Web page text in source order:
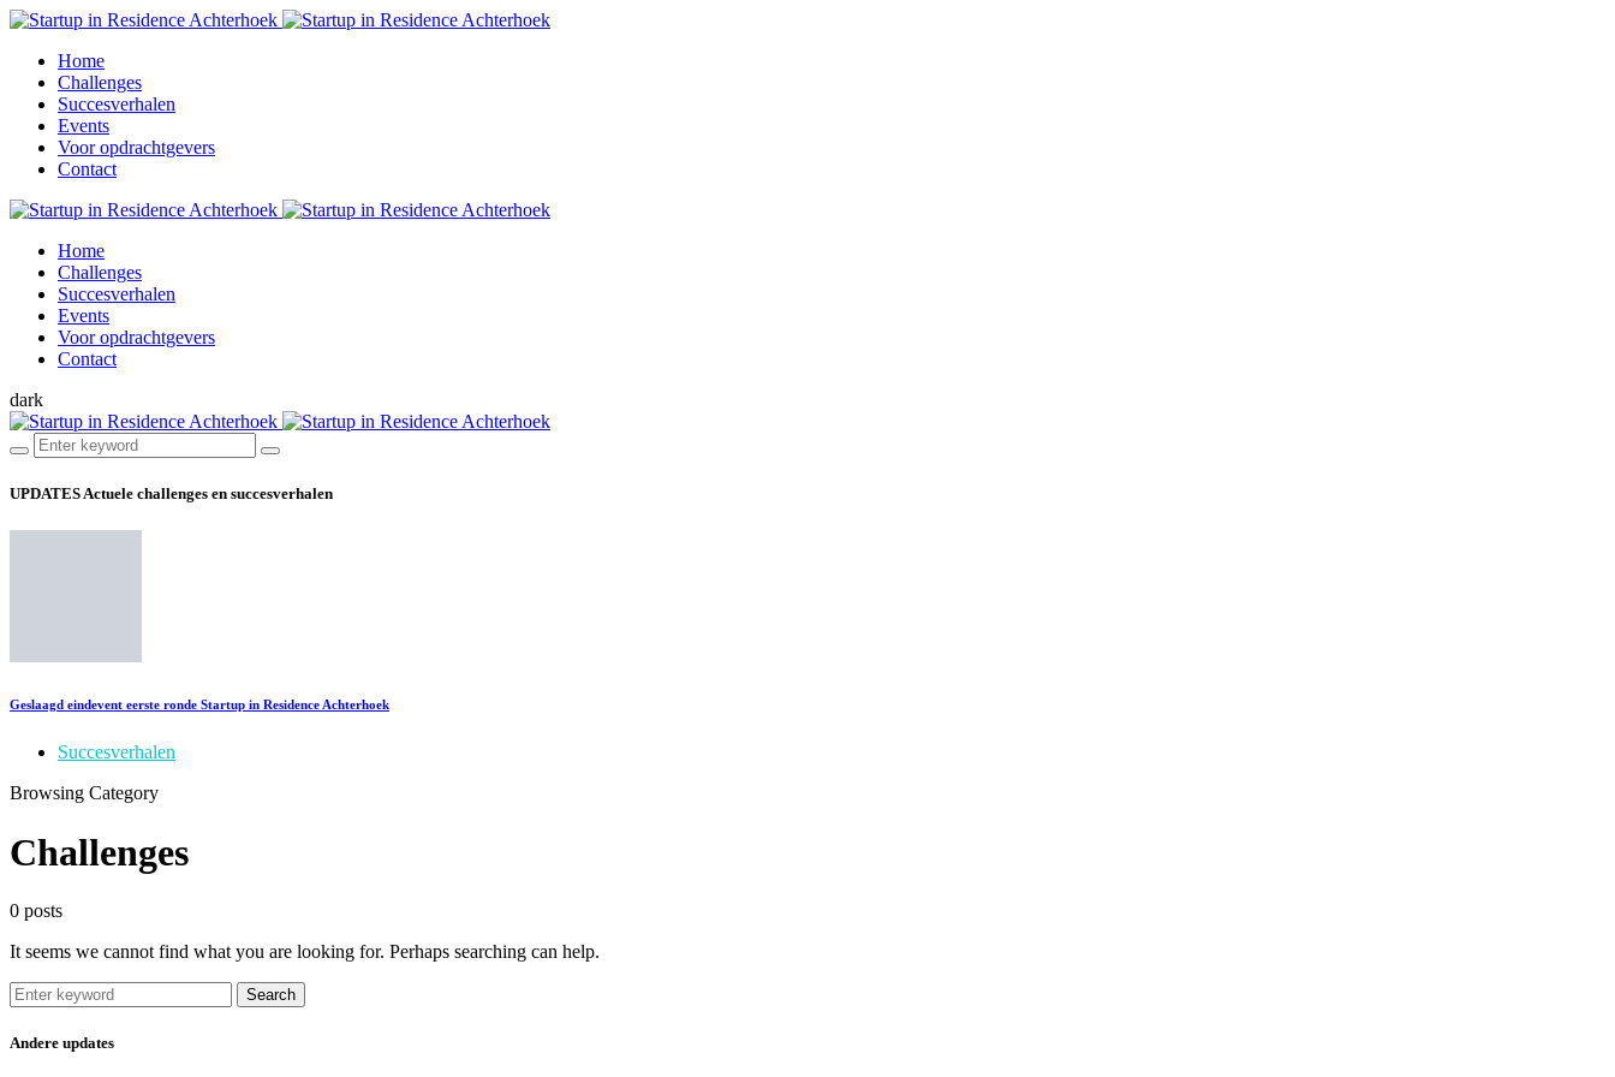
Home
Challenges
Succesverhalen
Events
Voor opdrachtgevers
Contact
Home
Challenges
Succesverhalen
Events
Voor opdrachtgevers
Contact
dark
UPDATESActuele challenges en succesverhalen
Geslaagd eindevent eerste ronde Startup in Residence Achterhoek
Succesverhalen
Browsing Category
Challenges
0 posts
It seems we cannot find what you are looking for. Perhaps searching can help.
Search
Andere updates